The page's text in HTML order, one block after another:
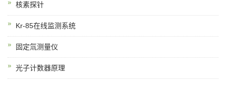
核素探针
Kr-85在线监测系统
固定氚测量仪
光子计数器原理